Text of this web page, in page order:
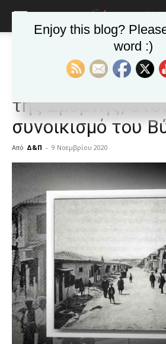
Ιστορία
Video. Απ’ την
της Σμύρνης,
συνοικισμό του
Από Δ&Π - 9 Νοεμβρίου 2020
blonde
very
hot
cam
show.desi
xxx
brandi
lyons
teaches
you
the
meaning
of
Enjoy this blog?
word :)